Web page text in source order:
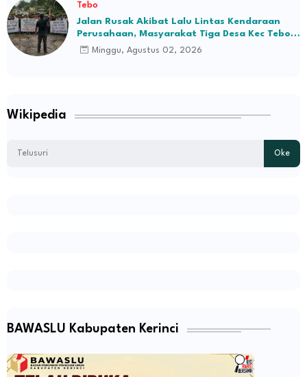
Tebo
Jalan Rusak Akibat Lalu Lintas Kendaraan
Perusahaan, Masyarakat Tiga Desa Kec Tebo
Ilir Bakal Blokade Jalan
Minggu, Agustus 02, 2026
Wikipedia
BAWASLU Kabupaten Kerinci